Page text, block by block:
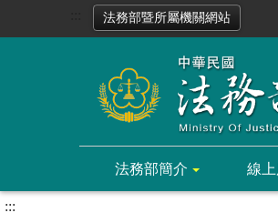
法務部暨所屬機關網站
法務部簡介 線上
:::